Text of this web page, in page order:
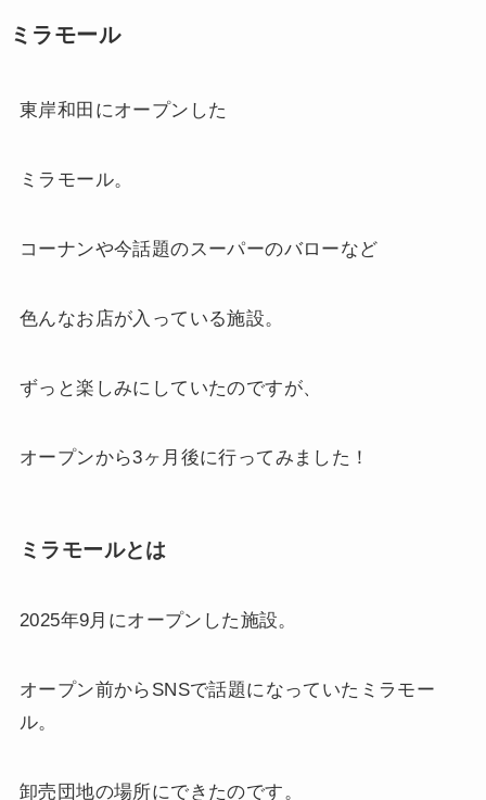
ミラモール
東岸和田にオープンした
ミラモール。
コーナンや今話題のスーパーのバローなど
色んなお店が入っている施設。
ずっと楽しみにしていたのですが、
オープンから3ヶ月後に行ってみました！
ミラモールとは
2025年9月にオープンした施設。
オープン前からSNSで話題になっていたミラモー
ル。
卸売団地の場所にできたのです。